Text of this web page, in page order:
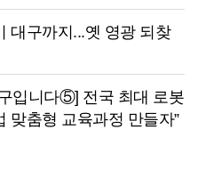
대구까지...옛 영광 되찾
입니다⑤] 전국 최대 로봇
맞춤형 교육과정 만들자”